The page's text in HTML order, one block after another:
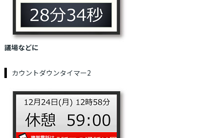
議場などに
カウントダウンタイマー2